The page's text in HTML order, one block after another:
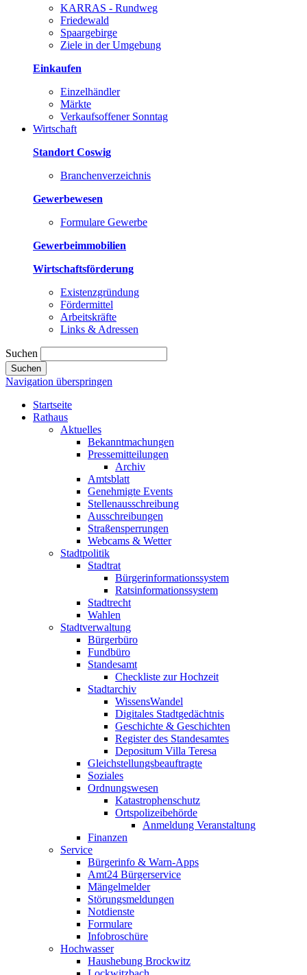
KARRAS - Rundweg
Friedewald
Spaargebirge
Ziele in der Umgebung
Einkaufen
Einzelhändler
Märkte
Verkaufsoffener Sonntag
Wirtschaft
Standort Coswig
Branchenverzeichnis
Gewerbewesen
Formulare Gewerbe
Gewerbeimmobilien
Wirtschaftsförderung
Existenzgründung
Fördermittel
Arbeitskräfte
Links & Adressen
Suchen
Suchen
Navigation überspringen
Startseite
Rathaus
Aktuelles
Bekanntmachungen
Pressemitteilungen
Archiv
Amtsblatt
Genehmigte Events
Stellenausschreibung
Ausschreibungen
Straßensperrungen
Webcams & Wetter
Stadtpolitik
Stadtrat
Bürgerinformationssystem
Ratsinformationssystem
Stadtrecht
Wahlen
Stadtverwaltung
Bürgerbüro
Fundbüro
Standesamt
Checkliste zur Hochzeit
Stadtarchiv
WissensWandel
Digitales Stadtgedächtnis
Geschichte & Geschichten
Register des Standesamtes
Depositum Villa Teresa
Gleichstellungsbeauftragte
Soziales
Ordnungswesen
Katastrophenschutz
Ortspolizeibehörde
Anmeldung Veranstaltung
Finanzen
Service
Bürgerinfo & Warn-Apps
Amt24 Bürgerservice
Mängelmelder
Störungsmeldungen
Notdienste
Formulare
Infobroschüre
Hochwasser
Haushebung Brockwitz